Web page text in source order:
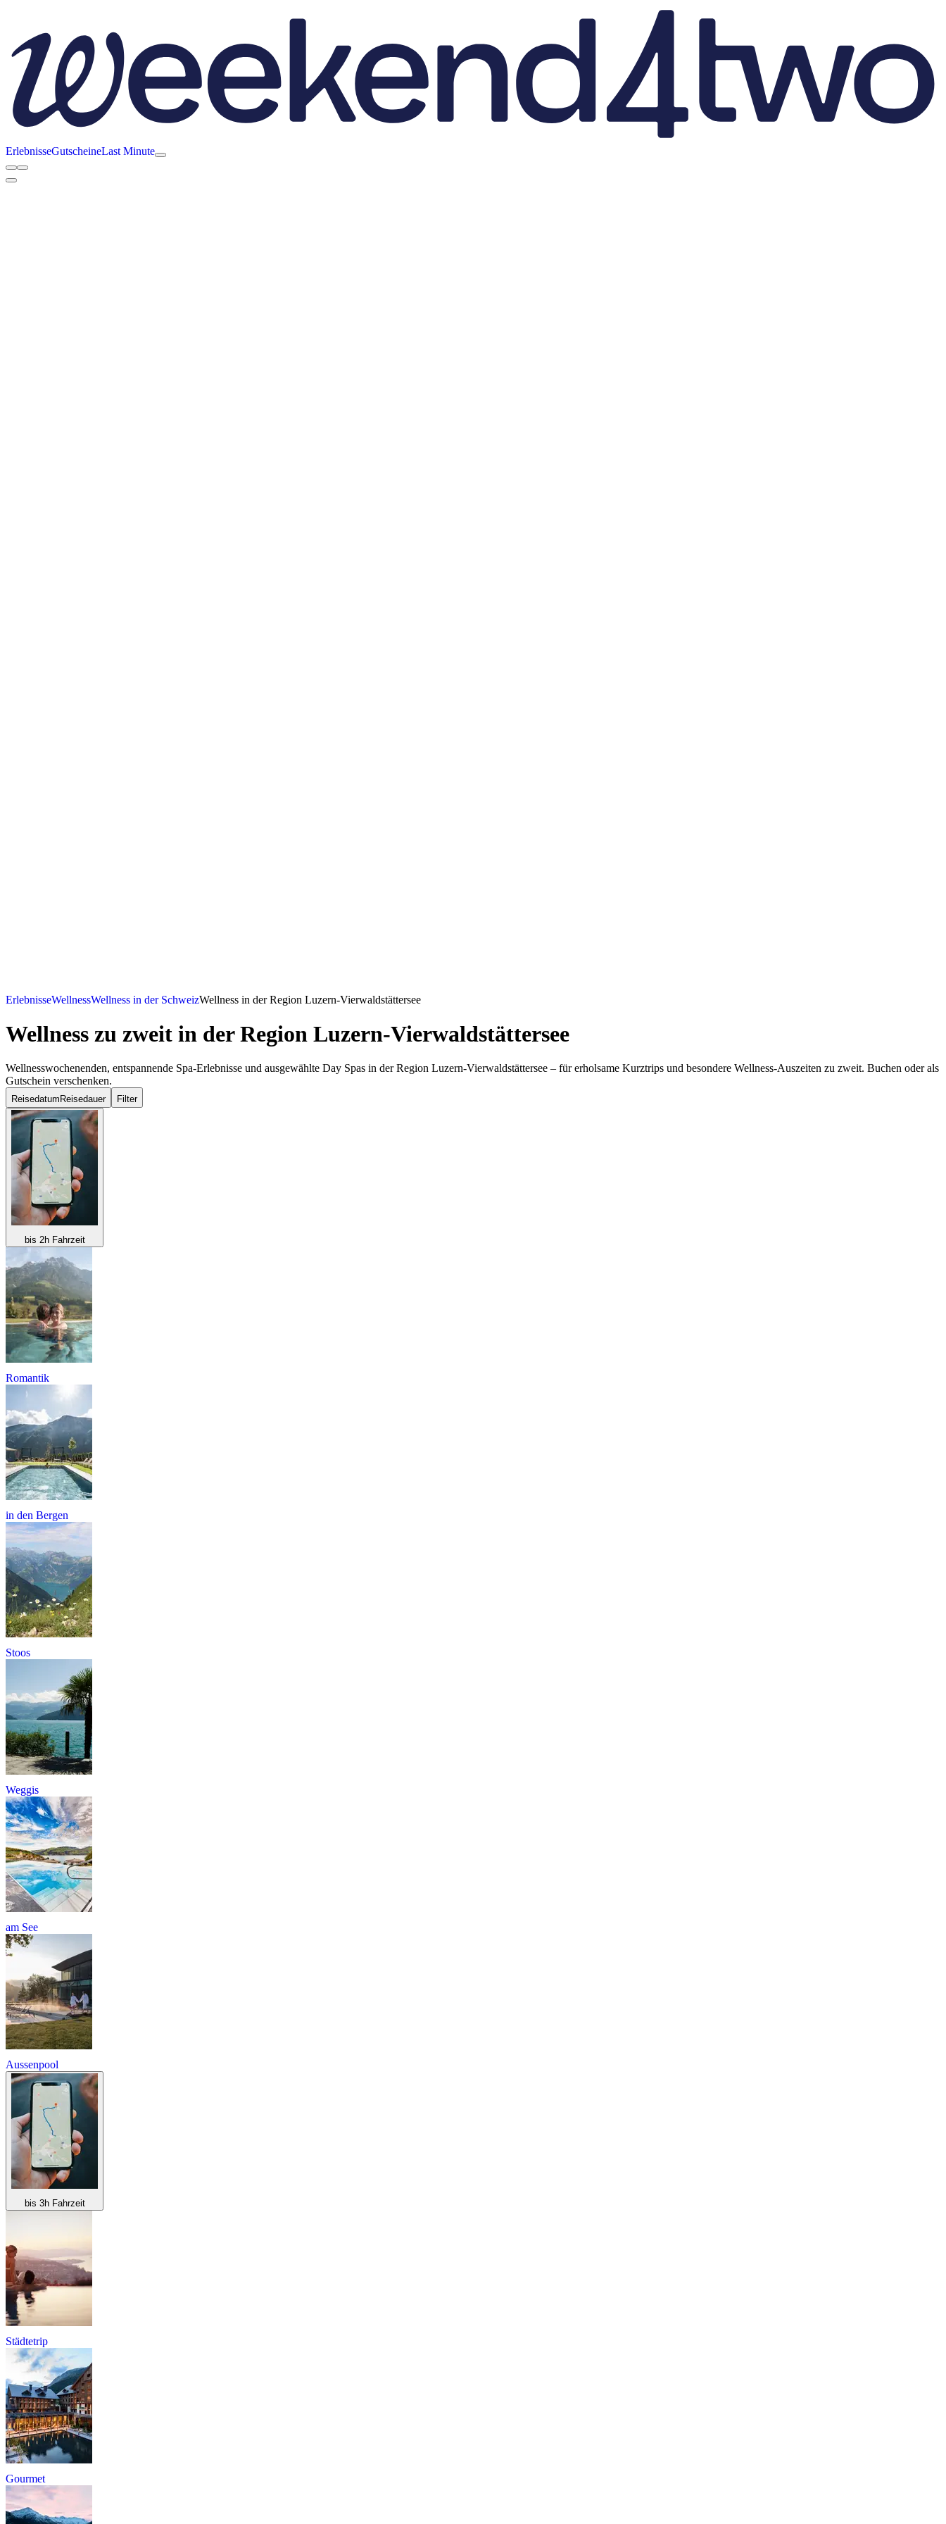
ErlebnisseGutscheineLast Minute
ErlebnisseWellnessWellness in der SchweizWellness in der Region Luzern-Vierwaldstättersee
Wellness zu zweit in der Region Luzern-Vierwaldstättersee
Wellnesswochenenden, entspannende Spa-Erlebnisse und ausgewählte Day Spas in der Region Luzern-Vierwaldstättersee – für erholsame Kurztrips und besondere Wellness-Auszeiten zu zweit. Buchen oder als
Gutschein verschenken.
Reisedatum Reisedauer Filter
bis 2h Fahrzeit
Romantik
in den Bergen
Stoos
Weggis
am See
Aussenpool
bis 3h Fahrzeit
Städtetrip
Gourmet